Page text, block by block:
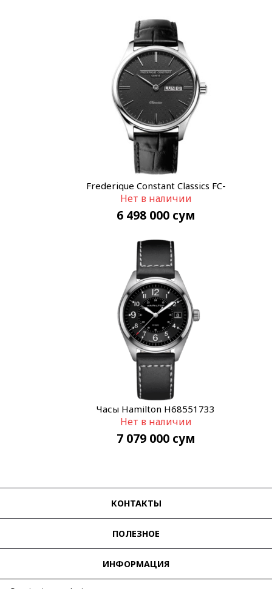
Frederique Constant Classics FC-
225GT5B6
Нет в наличии
6 498 000 сум
Часы Hamilton H68551733
Нет в наличии
7 079 000 сум
КОНТАКТЫ
ПОЛЕЗНОЕ
ИНФОРМАЦИЯ